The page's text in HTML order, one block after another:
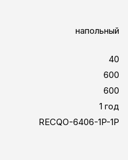
напольный
40
600
600
1 год
RECQO-6406-1P-1P